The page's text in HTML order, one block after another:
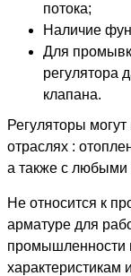
потока;
Наличие
Для
регулятора
клапана.
Регуляторы
отраслях :
а также с любыми
Не относится к
арматуре для
промышленности
характеристикам